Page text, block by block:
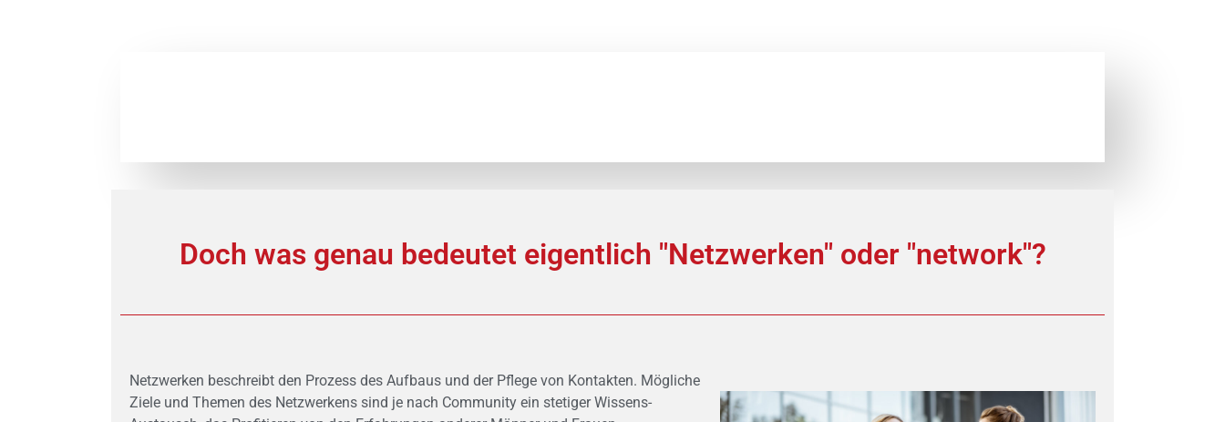
Doch was genau bedeutet eigentlich "Netzwerken" oder "network"?
Netzwerken beschreibt den Prozess des Aufbaus und der Pflege von Kontakten. Mögliche
Ziele und Themen des Netzwerkens sind je nach Community ein stetiger Wissens-